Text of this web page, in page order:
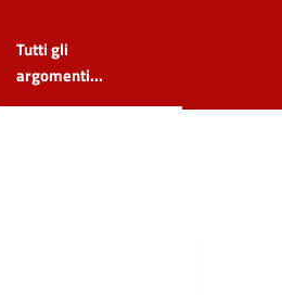
Tutti gli
argomenti...